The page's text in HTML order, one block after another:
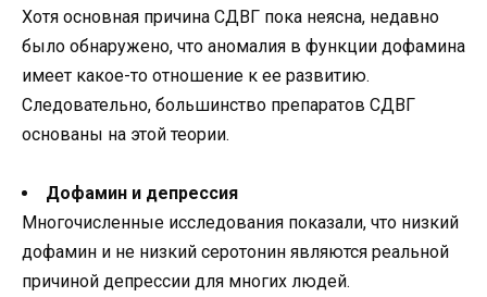
Хотя основная причина СДВГ пока неясна, недавно
было обнаружено, что аномалия в функции дофамина
имеет какое-то отношение к ее развитию.
Следовательно, большинство препаратов СДВГ
основаны на этой теории.
Дофамин и депрессия
Многочисленные исследования показали, что низкий
дофамин и не низкий серотонин являются реальной
причиной депрессии для многих людей.